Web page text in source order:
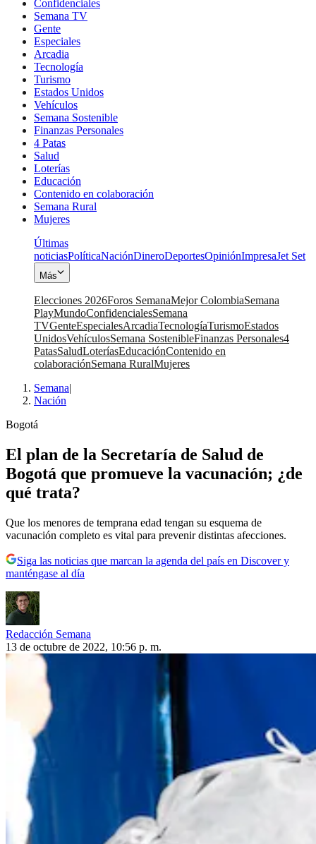
Confidenciales
Semana TV
Gente
Especiales
Arcadia
Tecnología
Turismo
Estados Unidos
Vehículos
Semana Sostenible
Finanzas Personales
4 Patas
Salud
Loterías
Educación
Contenido en colaboración
Semana Rural
Mujeres
Últimas
noticiasPolíticaNaciónDineroDeportesOpiniónImpresaJet Set
Más
Elecciones 2026Foros SemanaMejor ColombiaSemana
PlayMundoConfidencialesSemana
TVGenteEspecialesArcadiaTecnologíaTurismoEstados
UnidosVehículosSemana SostenibleFinanzas Personales4
PatasSaludLoteríasEducaciónContenido en
colaboraciónSemana RuralMujeres
Semana|
Nación
Bogotá
El plan de la Secretaría de Salud de
Bogotá que promueve la vacunación; ¿de
qué trata?
Que los menores de temprana edad tengan su esquema de
vacunación completo es vital para prevenir distintas afecciones.
Siga las noticias que marcan la agenda del país en Discover y
manténgase al día
Redacción Semana
13 de octubre de 2022, 10:56 p. m.